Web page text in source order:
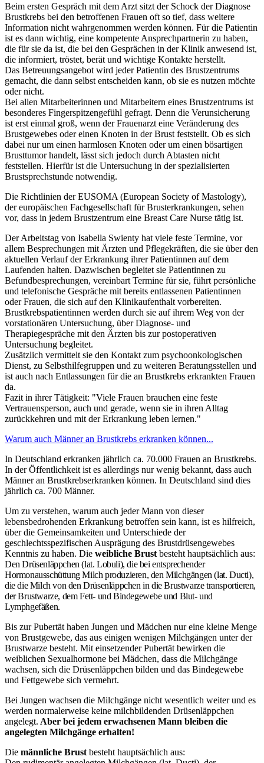
Beim ersten Gespräch mit dem Arzt sitzt der Schock der Diagnose
Brustkrebs bei den betroffenen Frauen oft so tief, dass weitere
Information nicht wahrgenommen werden können. Für die Patientin
ist es dann wichtig, eine kompetente Ansprechpartnerin zu haben,
die für sie da ist, die bei den Gesprächen in der Klinik anwesend ist,
die informiert, tröstet, berät und wichtige Kontakte herstellt.
Das Betreuungsangebot wird jeder Patientin des Brustzentrums
gemacht, die dann selbst entscheiden kann, ob sie es nutzen möchte
oder nicht.
Bei allen Mitarbeiterinnen und Mitarbeitern eines Brustzentrums ist
besonderes Fingerspitzengefühl gefragt. Denn die Verunsicherung
ist erst einmal groß, wenn der Frauenarzt eine Veränderung des
Brustgewebes oder einen Knoten in der Brust feststellt. Ob es sich
dabei nur um einen harmlosen Knoten oder um einen bösartigen
Brusttumor handelt, lässt sich jedoch durch Abtasten nicht
feststellen. Hierfür ist die Untersuchung in der spezialisierten
Brustsprechstunde notwendig.
Die Richtlinien der EUSOMA (European Society of Mastology),
der europäischen Fachgesellschaft für Brusterkrankungen, sehen
vor, dass in jedem Brustzentrum eine Breast Care Nurse tätig ist.
Der Arbeitstag von Isabella Swienty hat viele feste Termine, vor
allem Besprechungen mit Ärzten und Pflegekräften, die sie über den
aktuellen Verlauf der Erkrankung ihrer Patientinnen auf dem
Laufenden halten. Dazwischen begleitet sie Patientinnen zu
Befundbesprechungen, vereinbart Termine für sie, führt persönliche
und telefonische Gespräche mit bereits entlassenen Patientinnen
oder Frauen, die sich auf den Klinikaufenthalt vorbereiten.
Brustkrebspatientinnen werden durch sie auf ihrem Weg von der
vorstationären Untersuchung, über Diagnose- und
Therapiegespräche mit den Ärzten bis zur postoperativen
Untersuchung begleitet.
Zusätzlich vermittelt sie den Kontakt zum psychoonkologischen
Dienst, zu Selbsthilfegruppen und zu weiteren Beratungsstellen und
ist auch nach Entlassungen für die an Brustkrebs erkrankten Frauen
da.
Fazit in ihrer Tätigkeit: "Viele Frauen brauchen eine feste
Vertrauensperson, auch und gerade, wenn sie in ihren Alltag
zurückkehren und mit der Erkrankung leben lernen."
Warum auch Männer an Brustkrebs erkranken können...
In Deutschland erkranken jährlich ca. 70.000 Frauen an Brustkrebs.
In der Öffentlichkeit ist es allerdings nur wenig bekannt, dass auch
Männer an Brustkrebserkranken können. In Deutschland sind dies
jährlich ca. 700 Männer.
Um zu verstehen, warum auch jeder Mann von dieser
lebensbedrohenden Erkrankung betroffen sein kann, ist es hilfreich,
über die Gemeinsamkeiten und Unterschiede der
geschlechtsspezifischen Ausprägung des Brustdrüsengewebes
Kenntnis zu haben. Die weibliche Brust besteht hauptsächlich aus:
Den Drüsenläppchen (lat. Lobuli), die bei entsprechender
Hormonausschüttung Milch produzieren, den Milchgängen (lat. Ducti),
die die Milch von den Drüsenläppchen in die Brustwarze transportieren,
der Brustwarze, demFett- und Bindegewebe und Blut- und
Lymphgefäßen.
Bis zur Pubertät haben Jungen und Mädchen nur eine kleine Menge
von Brustgewebe, das aus einigen wenigen Milchgängen unter der
Brustwarze besteht. Mit einsetzender Pubertät bewirken die
weiblichen Sexualhormone bei Mädchen, dass die Milchgänge
wachsen, sich die Drüsenläppchen bilden und das Bindegewebe
und Fettgewebe sich vermehrt.
Bei Jungen wachsen die Milchgänge nicht wesentlich weiter und es
werden normalerweise keine milchbildenden Drüsenläppchen
angelegt. Aber bei jedem erwachsenen Mann bleiben die
angelegten Milchgänge erhalten!
Die männliche Brust besteht hauptsächlich aus: